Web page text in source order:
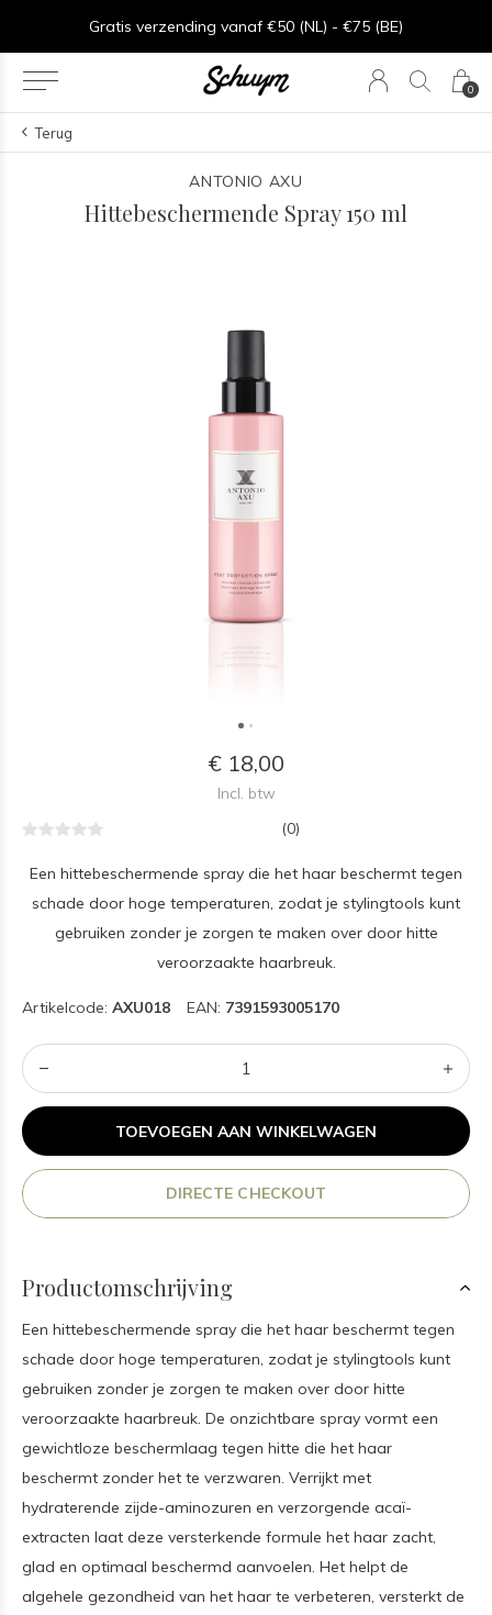
0
Gratis verzending vanaf €50 (NL) - €75 (BE)
Terug
ANTONIO AXU
Hittebeschermende Spray 150 ml
€ 18,00
Incl. btw
(0)
Een hittebeschermende spray die het haar beschermt tegen
schade door hoge temperaturen, zodat je stylingtools kunt
gebruiken zonder je zorgen te maken over door hitte
veroorzaakte haarbreuk.
Artikelcode: AXU018 EAN: 7391593005170
TOEVOEGEN AAN WINKELWAGEN
DIRECTE CHECKOUT
Productomschrijving
Een hittebeschermende spray die het haar beschermt tegen
schade door hoge temperaturen, zodat je stylingtools kunt
gebruiken zonder je zorgen te maken over door hitte
veroorzaakte haarbreuk. De onzichtbare spray vormt een
gewichtloze beschermlaag tegen hitte die het haar
beschermt zonder het te verzwaren. Verrijkt met
hydraterende zijde-aminozuren en verzorgende acaï-
extracten laat deze versterkende formule het haar zacht,
glad en optimaal beschermd aanvoelen. Het helpt de
algehele gezondheid van het haar te verbeteren, versterkt de